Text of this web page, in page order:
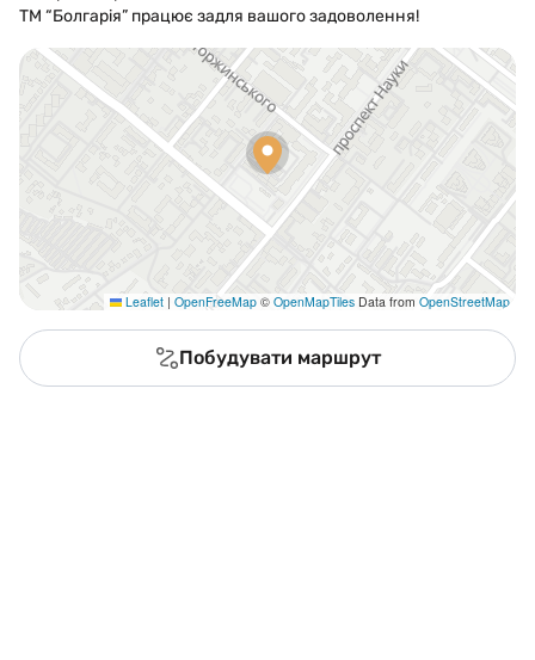
ТМ “Болгарія” працює задля вашого задоволення!
Leaflet | OpenFreeMap © OpenMapTiles Data from OpenStreetMap
Побудувати маршрут